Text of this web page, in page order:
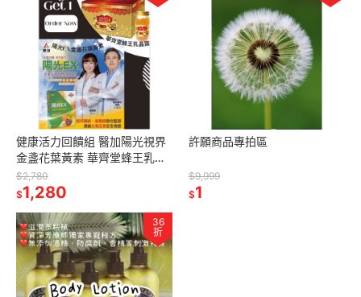
健康活力回饋組 醫加陽光視界
金盞花葉黃素 華齊堂蜂王乳金
絲燕窩晶露 葉黃素 保健 眼睛
$2,780
$1,280
許願商品專拍區
$9,999
$1
36
折